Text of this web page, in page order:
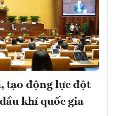
tạo động lực đột
khí quốc gia